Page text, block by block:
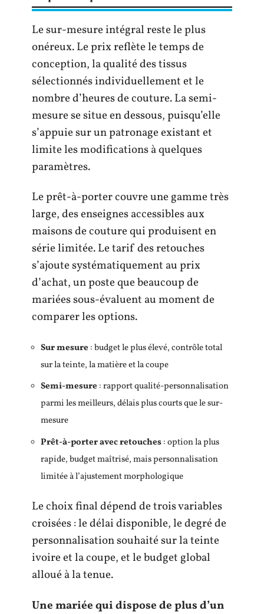
Le sur-mesure intégral reste le plus
onéreux. Le prix reflète le temps de
conception, la qualité des tissus
sélectionnés individuellement et le
nombre d’heures de couture. La semi-
mesure se situe en dessous, puisqu’elle
s’appuie sur un patronage existant et
limite les modifications à quelques
paramètres.
Le prêt-à-porter couvre une gamme très
large, des enseignes accessibles aux
maisons de couture qui produisent en
série limitée. Le tarif des retouches
s’ajoute systématiquement au prix
d’achat, un poste que beaucoup de
mariées sous-évaluent au moment de
comparer les options.
Sur mesure : budget le plus élevé, contrôle total
sur la teinte, la matière et la coupe
Semi-mesure : rapport qualité-personnalisation
parmi les meilleurs, délais plus courts que le sur-
mesure
Prêt-à-porter avec retouches: option la plus
rapide, budget maîtrisé, mais personnalisation
limitée à l’ajustement morphologique
Le choix final dépend de trois variables
croisées : le délai disponible, le degré de
personnalisation souhaité sur la teinte
ivoire et la coupe, et le budget global
alloué à la tenue.
Une mariée qui dispose de plus d’un